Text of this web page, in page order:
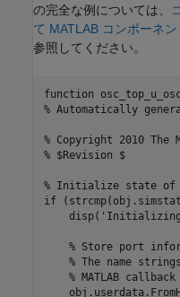
の完全な例については、
て MATLAB コンポーネ
参照してください。
function
% Automatically
% Copyright 2010 The
% $Revision $
% Initialize state of
if
    disp(
% Store port
% The name
% MATLAB